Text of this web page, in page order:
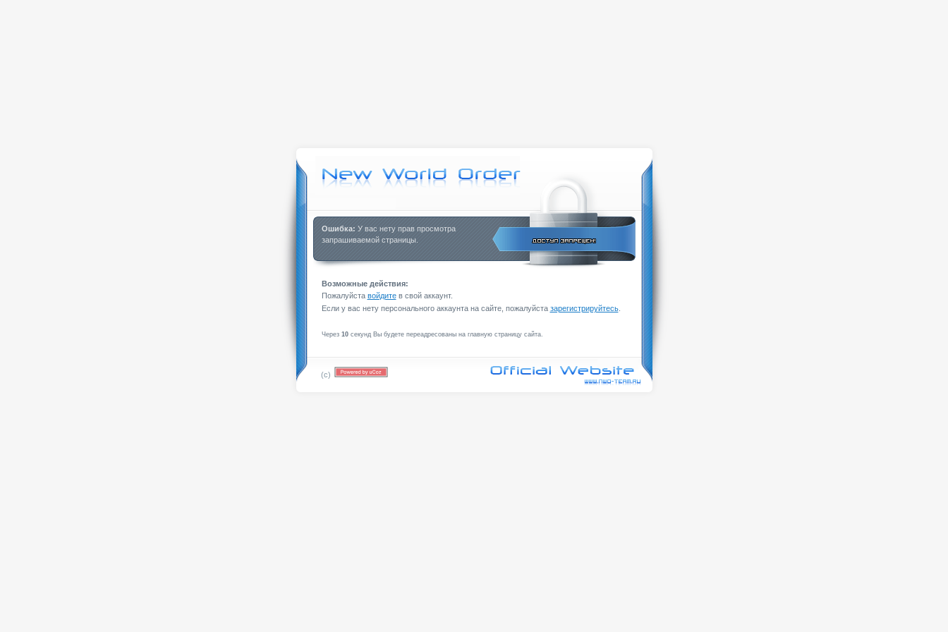
Ошибка: У вас нету прав просмотра
запрашиваемой страницы.
Возможные действия:
Пожалуйста войдитев свой аккаунт.
Если у вас нету персонального аккаунта на сайте, пожалуйста зарегистрируйтесь.
Через 10секунд Вы будете переадресованы на главную страницу сайта.
(c)